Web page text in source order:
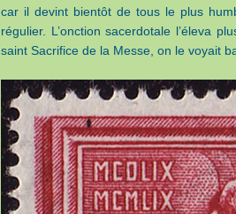
car il devint bientôt de tous le plus
régulier. L’onction sacerdotale l’éleva
saint Sacrifice de la Messe, on le voyait